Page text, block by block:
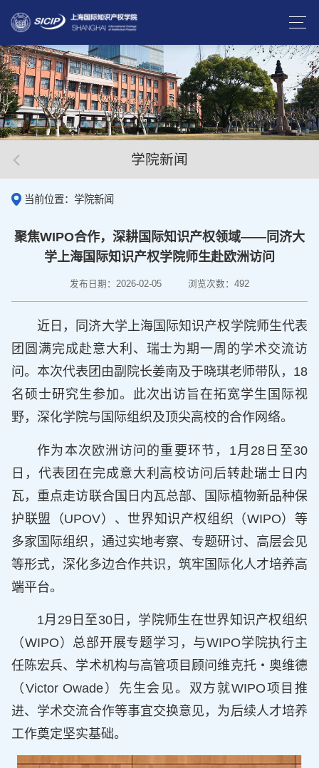
学院新闻
当前位置：学院新闻
聚焦WIPO合作，深耕国际知识产权领域——同济大
学上海国际知识产权学院师生赴欧洲访问
发布日期：2026-02-05 浏览次数：492
近日，同济大学上海国际知识产权学院师生代表
团圆满完成赴意大利、瑞士为期一周的学术交流访
问。本次代表团由副院长姜南及于晓琪老师带队，18
名硕士研究生参加。此次出访旨在拓宽学生国际视
野，深化学院与国际组织及顶尖高校的合作网络。
作为本次欧洲访问的重要环节，1月28日至30
日，代表团在完成意大利高校访问后转赴瑞士日内
瓦，重点走访联合国日内瓦总部、国际植物新品种保
护联盟（UPOV）、世界知识产权组织（WIPO）等
多家国际组织，通过实地考察、专题研讨、高层会见
等形式，深化多边合作共识，筑牢国际化人才培养高
端平台。
1月29日至30日，学院师生在世界知识产权组织
（WIPO）总部开展专题学习，与WIPO学院执行主
任陈宏兵、学术机构与高管项目顾问维克托・奥维德
（Victor Owade）先生会见。双方就WIPO项目推
进、学术交流合作等事宜交换意见，为后续人才培养
工作奠定坚实基础。